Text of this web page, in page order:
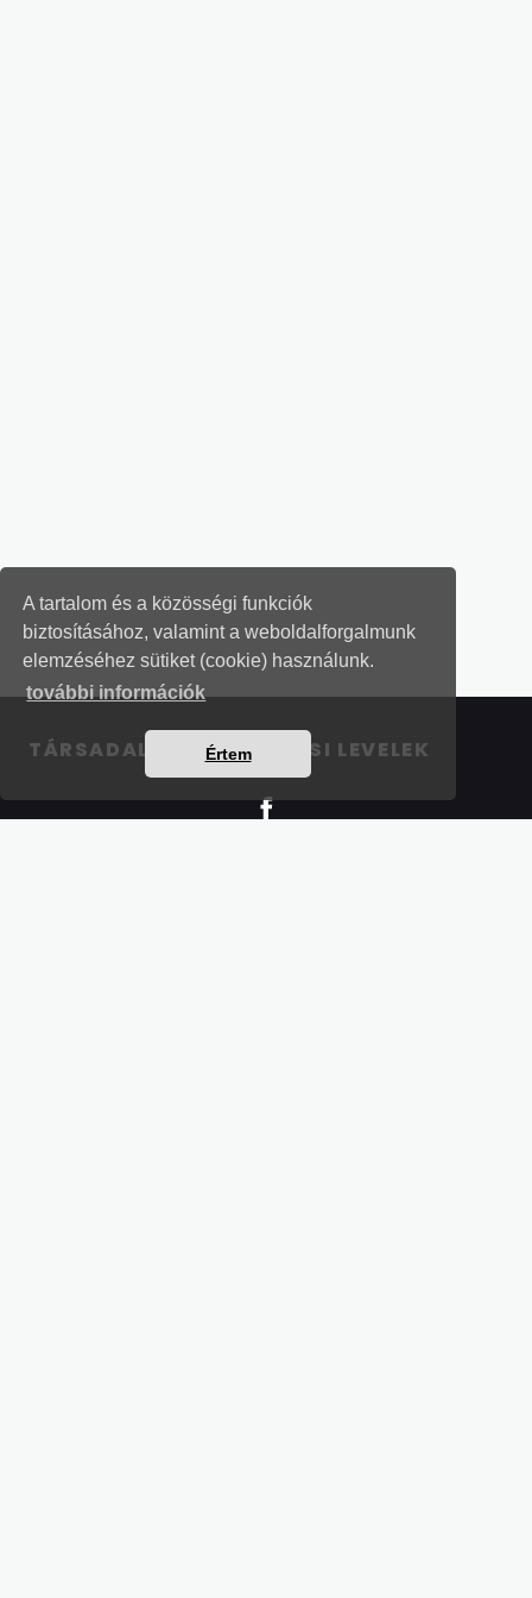
A tartalom és a közösségi funkciók
biztosításához, valamint a weboldalforgalmunk
elemzéséhez sütiket (cookie) használunk.
további információk
Értem
TÁRSADALOMBIZTOSÍTÁSI LEVELEK